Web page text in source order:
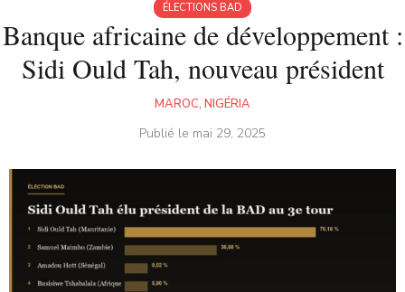
ÉLECTIONS BAD
Banque africaine de développement :
Sidi Ould Tah, nouveau président
MAROC, NIGÉRIA
Publié le mai 29, 2025